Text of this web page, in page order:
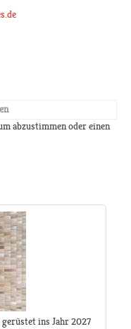
abzustimmen oder einen
ins Jahr 2027